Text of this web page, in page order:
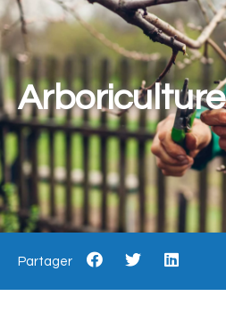
Arboriculture
Partager